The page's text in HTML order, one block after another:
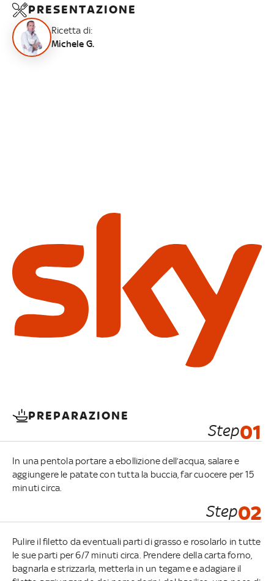
PRESENTAZIONE
Ricetta di:
Michele G.
PREPARAZIONE
Step01
In una pentola portare a ebollizione dell’acqua, salare e
aggiungere le patate con tutta la buccia, far cuocere per 15
minuti circa.
Step02
Pulire il filetto da eventuali parti di grasso e rosolarlo in tutte
le sue parti per 6/7 minuti circa. Prendere della carta forno,
bagnarla e strizzarla, metterla in un tegame e adagiare il